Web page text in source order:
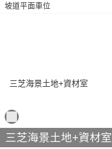
坡道平面車位
三芝海景土地+資材室